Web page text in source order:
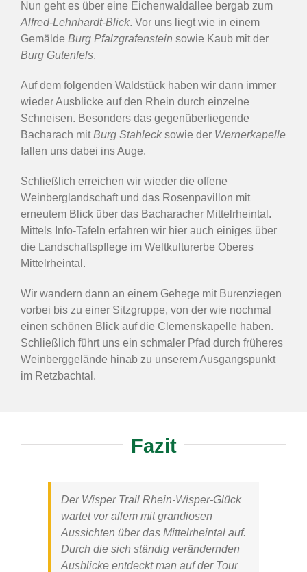
Nun geht es über eine Eichenwaldallee bergab zum
Alfred-Lehnhardt-Blick. Vor uns liegt wie in einem
Gemälde Burg Pfalzgrafenstein sowie Kaub mit der
Burg Gutenfels.
Auf dem folgenden Waldstück haben wir dann immer
wieder Ausblicke auf den Rhein durch einzelne
Schneisen. Besonders das gegenüberliegende
Bacharach mitBurg Stahlecksowie der Wernerkapelle
fallen uns dabei ins Auge.
Schließlich erreichen wir wieder die offene
Weinberglandschaft und das Rosenpavillon mit
erneutem Blick über das Bacharacher Mittelrheintal.
Mittels Info-Tafeln erfahren wir hier auch einiges über
die Landschaftspflege im Weltkulturerbe Oberes
Mittelrheintal.
Wir wandern dann an einem Gehege mit Burenziegen
vorbei bis zu einer Sitzgruppe, von der wie nochmal
einen schönen Blick auf die Clemenskapelle haben.
Schließlich führt uns ein schmaler Pfad durch früheres
Weinberggelände hinab zu unserem Ausgangspunkt
im Retzbachtal.
Fazit
Der Wisper Trail Rhein-Wisper-Glück
wartet vor allem mit grandiosen
Aussichten über das Mittelrheintal auf.
Durch die sich ständig verändernden
Ausblicke entdeckt man auf der Tour